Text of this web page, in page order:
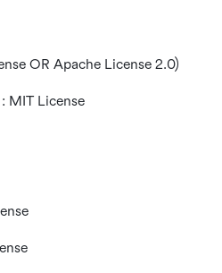
OR Apache License 2.0)
MIT License